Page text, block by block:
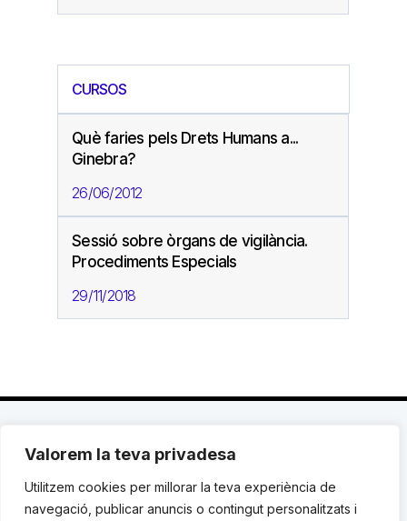
Valorem la teva privadesa
Utilitzem cookies per millorar la teva experiència de
navegació, publicar anuncis o contingut personalitzats i
CURSOS
Què faries pels Drets Humans a...
Ginebra?
26/06/2012
Sessió sobre òrgans de vigilància.
Procediments Especials
29/11/2018
C. Avinyó 44, 2n | 08002 Barcelona |
119 03 72|institut@idhc.org